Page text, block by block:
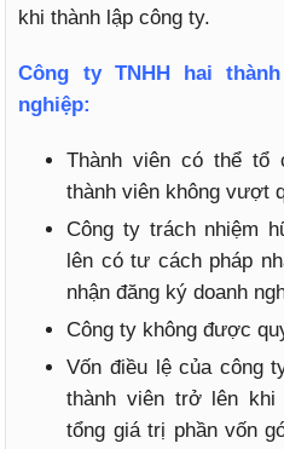
khi thành lập công ty.
Công ty TNHH hai
nghiệp:
Thành viên có thể tổ
thành viên không vượt
Công ty trách nhiệm
lên có tư cách pháp
nhận đăng ký doanh
Công ty không được
Vốn điều lệ của công
thành viên trở lên khi
tổng giá trị phần vốn